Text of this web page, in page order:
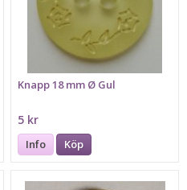
Knapp 18 mm Ø Gul
5 kr
Info Köp